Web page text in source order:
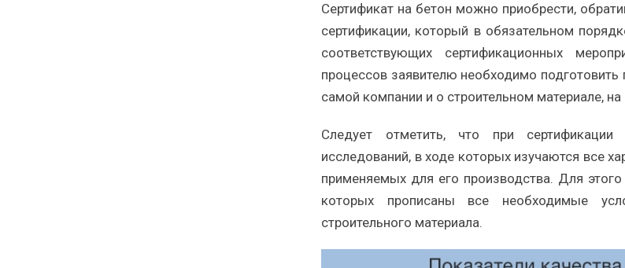
Сертификат на бетон можно приобрести,
сертификации, который в обязательном
соответствующих сертификационных
процессов заявителю необходимо
самой компании и о строительном материале,
Следует отметить, что при
исследований, в ходе которых изучаются все
применяемых для его производства. Для
которых прописаны все необходимые
строительного материала.